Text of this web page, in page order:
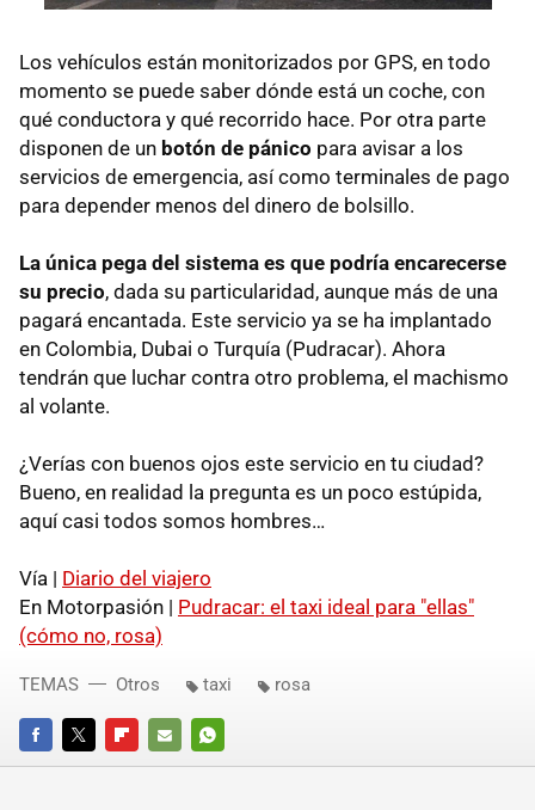
Los vehículos están monitorizados por GPS, en todo
momento se puede saber dónde está un coche, con
qué conductora y qué recorrido hace. Por otra parte
disponen de un botón de pánico para avisar a los
servicios de emergencia, así como terminales de pago
para depender menos del dinero de bolsillo.
La única pega del sistema es que podría encarecerse
su precio, dada su particularidad, aunque más de una
pagará encantada. Este servicio ya se ha implantado
en Colombia, Dubai o Turquía (Pudracar). Ahora
tendrán que luchar contra otro problema, el machismo
al volante.
¿Verías con buenos ojos este servicio en tu ciudad?
Bueno, en realidad la pregunta es un poco estúpida,
aquí casi todos somos hombres…
Vía | Diario del viajero
En Motorpasión | Pudracar: el taxi ideal para "ellas"
(cómo no, rosa)
FACEBOOKTWITTERFLIPBOARD
E-
WHATSAPP
TEMAS Otros taxi rosa